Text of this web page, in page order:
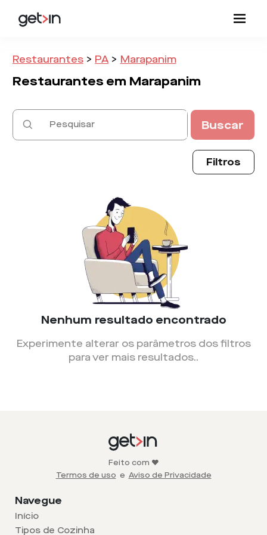
Restaurantes > PA > Marapanim
Restaurantes em Marapanim
Buscar
Filtros
Nenhum resultado encontrado
Experimente alterar os parâmetros dos filtros
para ver mais resultados..
Feito com ❤️
Termos de uso e Aviso de Privacidade
Navegue
Início
Tipos de Cozinha